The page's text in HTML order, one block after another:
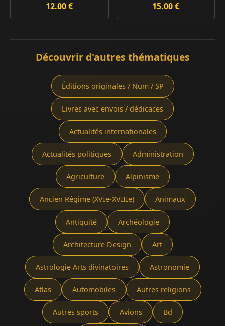
12.00 € 15.00 €
Découvrir d'autres thématiques
Éditions originales / Num / SP
Livres avec envois / dédicaces
Actualités internationales
Actualités politiques Administration
Agriculture Alpinisme
Ancien Régime (XVIe-XVIIIe) Animaux
Antiquité Archéologie
Architecture Design Art
Astrologie Arts divinatoires Astronomie
Atlas Automobiles Autres religions
Autres sports Avions Bd